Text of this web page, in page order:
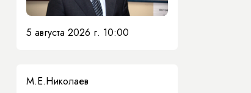
5 августа 2026 г. 10:00
М.Е.Николаев